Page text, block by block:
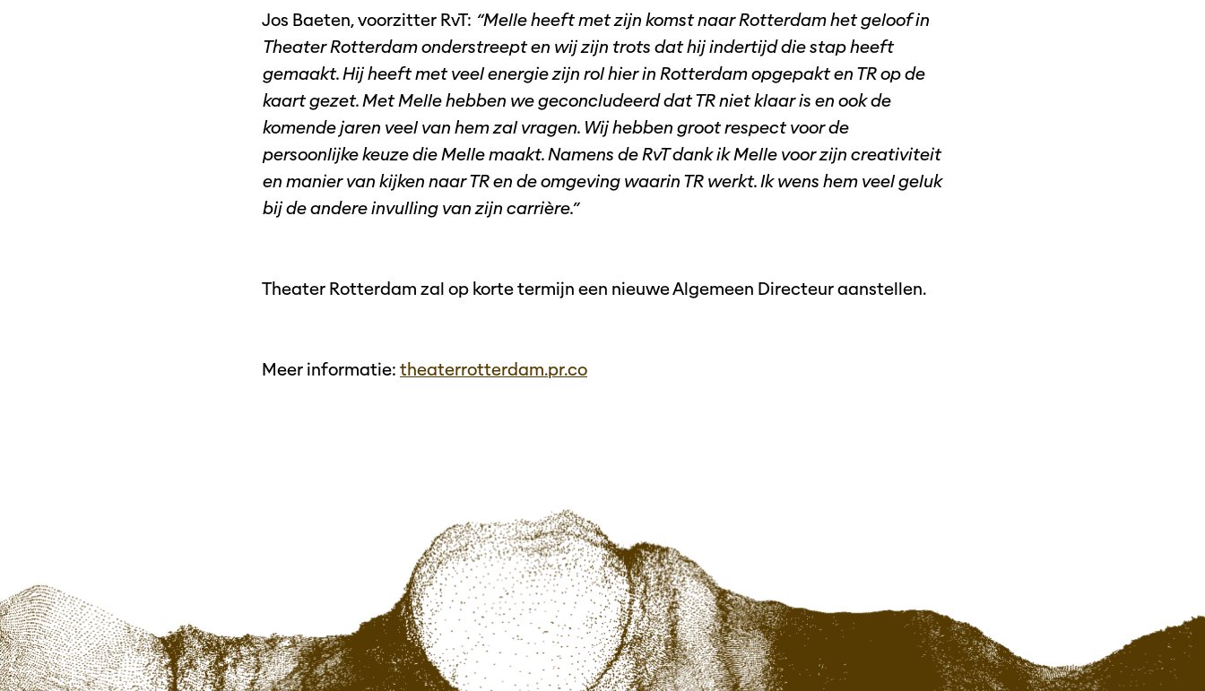
Jos Baeten, voorzitter RvT: “Melle heeft met zijn komst naar Rotterdam het geloof in
Theater Rotterdam onderstreept en wij zijn trots dat hij indertijd die stap heeft
gemaakt. Hij heeft met veel energie zijn rol hier in Rotterdam opgepakt en TR op de
kaart gezet. Met Melle hebben we geconcludeerd dat TR niet klaar is en ook de
komende jaren veel van hem zal vragen. Wij hebben groot respect voor de
persoonlijke keuze die Melle maakt. Namens de RvT dank ik Melle voor zijn creativiteit
en manier van kijken naar TR en de omgeving waarin TR werkt. Ik wens hem veel geluk
bij de andere invulling van zijn carrière.”
Theater Rotterdam zal op korte termijn een nieuwe Algemeen Directeur aanstellen.
Meer informatie: theaterrotterdam.pr.co